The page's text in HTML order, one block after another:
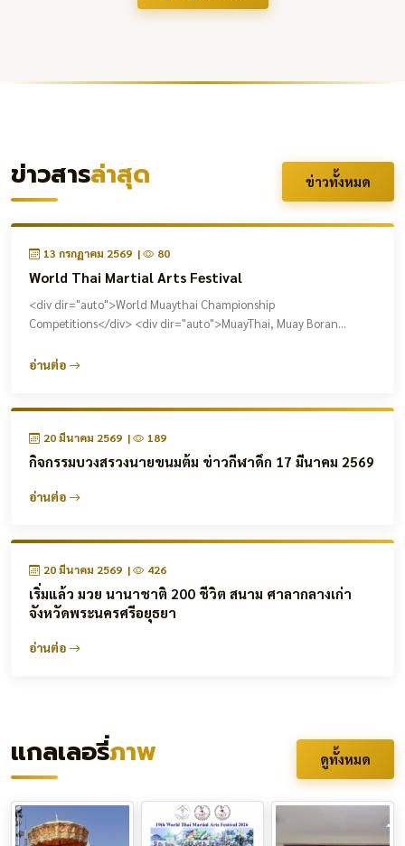
ข่าวสารล่าสุด ข่าวทั้งหมด
13 กรกฏาคม 2569 | 80
World Thai Martial Arts Festival
<div dir="auto">World Muaythai Championship
Competitions</div> <div dir="auto">MuayThai, Muay Boran...
อ่านต่อ
20 มีนาคม 2569 | 189
กิจกรรมบวงสรวงนายขนมต้ม ข่าวกีฬาดึก 17 มีนาคม 2569
อ่านต่อ
20 มีนาคม 2569 | 426
เริ่มแล้ว มวย นานาชาติ 200 ชีวิต สนาม ศาลากลางเก่า
จังหวัดพระนครศรีอยุธยา
อ่านต่อ
แกลเลอรี่ภาพ ดูทั้งหมด